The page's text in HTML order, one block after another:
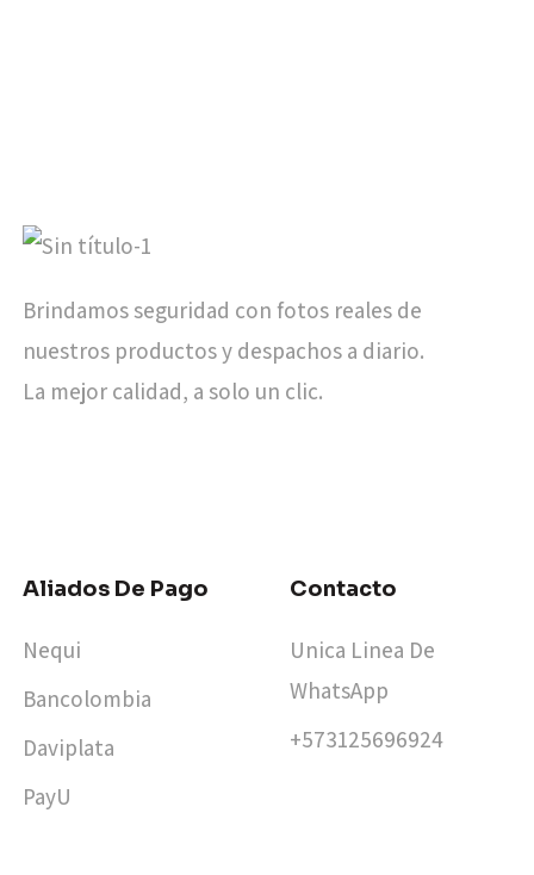
Brindamos seguridad con fotos reales de
nuestros productos y despachos a diario.
La mejor calidad, a solo un clic.
Aliados De Pago
Nequi
Bancolombia
Daviplata
PayU
Contacto
Unica Linea De
WhatsApp
+573125696924​